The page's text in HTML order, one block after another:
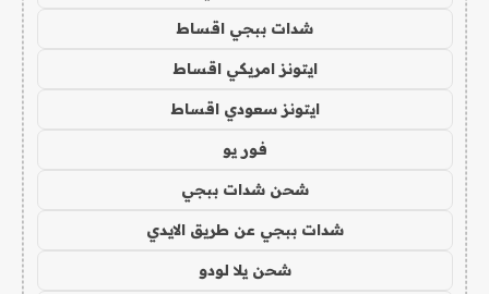
شدات ببجي اقساط
ايتونز امريكي اقساط
ايتونز سعودي اقساط
فور يو
شحن شدات ببجي
شدات ببجي عن طريق الايدي
شحن يلا لودو